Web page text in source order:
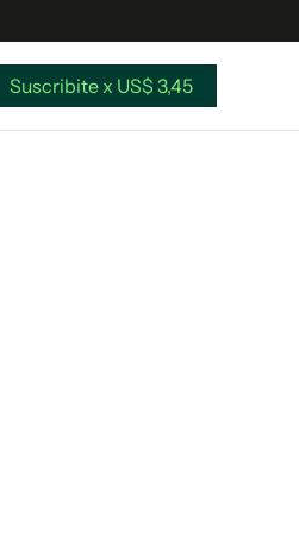
Suscribite x US$ 3,45